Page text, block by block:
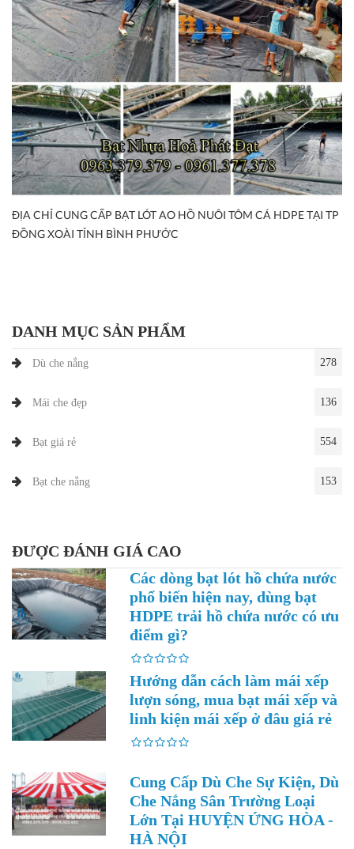
ĐỊA CHỈ CUNG CẤP BẠT LÓT AO HỒ NUÔI TÔM CÁ HDPE TẠI TP
ĐỒNG XOÀI TỈNH BÌNH PHƯỚC
DANH MỤC SẢN PHẨM
Dù che nắng 278
Mái che đẹp 136
Bạt giá rẻ 554
Bạt che nắng 153
ĐƯỢC ĐÁNH GIÁ CAO
Các dòng bạt lót hồ chứa nước
phổ biến hiện nay, dùng bạt
HDPE trải hồ chứa nước có ưu
điểm gì?
Hướng dẫn cách làm mái xếp
lượn sóng, mua bạt mái xếp và
linh kiện mái xếp ở đâu giá rẻ
Cung Cấp Dù Che Sự Kiện, Dù
Che Nắng Sân Trường Loại
Lớn Tại HUYỆN ỨNG HÒA -
HÀ NỘI